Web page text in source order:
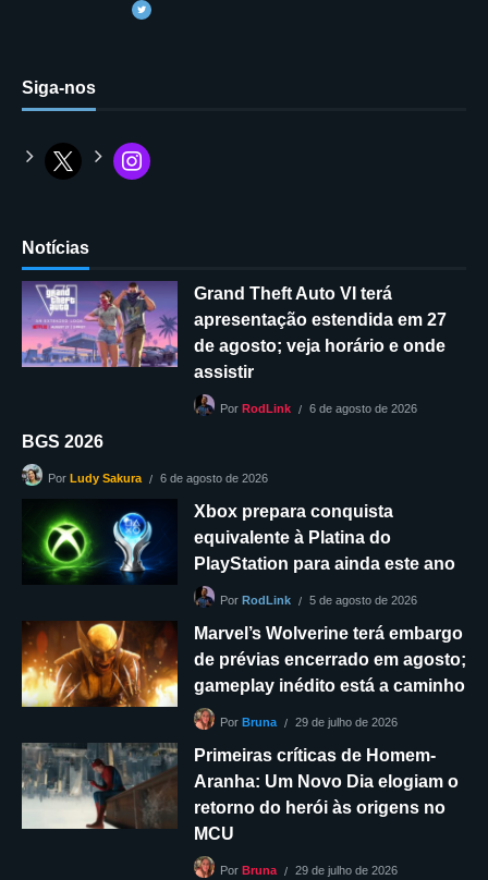
Siga-nos
Notícias
Grand Theft Auto VI terá
apresentação estendida em 27
de agosto; veja horário e onde
assistir
Por RodLink 6 de agosto de 2026
BGS 2026
Por Ludy Sakura 6 de agosto de 2026
Xbox prepara conquista
equivalente à Platina do
PlayStation para ainda este ano
Por RodLink 5 de agosto de 2026
Marvel’s Wolverine terá embargo
de prévias encerrado em agosto;
gameplay inédito está a caminho
Por Bruna 29 de julho de 2026
Primeiras críticas de Homem-
Aranha: Um Novo Dia elogiam o
retorno do herói às origens no
MCU
Por Bruna 29 de julho de 2026